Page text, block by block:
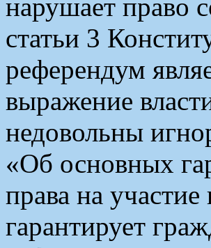
нарушает право
статьи 3
референдум
выражение
недовольны
«Об основных
права на
гарантирует